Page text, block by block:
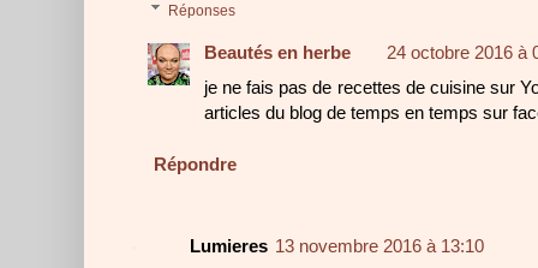
Réponses
Beautés en herbe
24 octobre 2016 à
je ne fais pas de recettes de cuisine sur
articles du blog de temps en temps sur
Répondre
Lumieres 13 novembre 2016 à 13:10